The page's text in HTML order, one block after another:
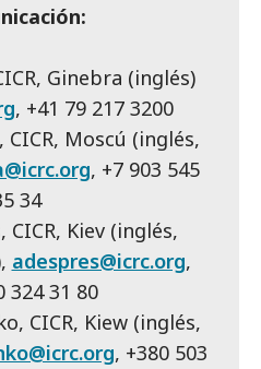
Ginebra (inglés)
, +41 79 217 3200
CICR, Moscú (inglés,
, +7 903 545
34
Kiev (inglés,
adespres@icrc.org,
324 31 80
CICR, Kiew (inglés,
, +380 503